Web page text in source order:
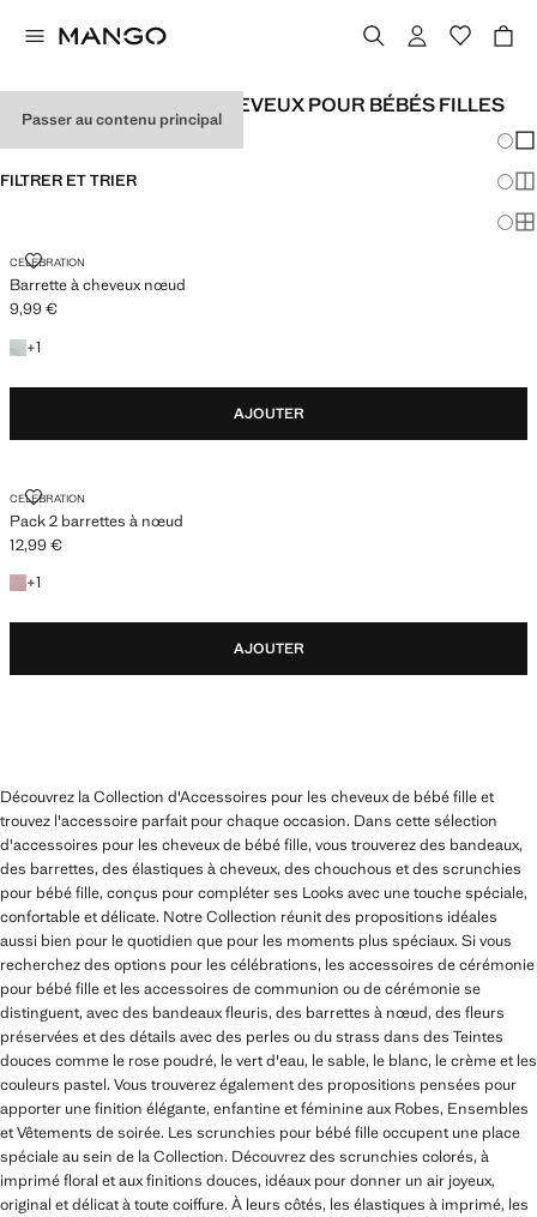
Passer au contenu principal
ACCESSOIRES POUR CHEVEUX POUR BÉBÉS FILLES
FILTRER ET TRIER
CELEBRATION
Barrette à cheveux nœud
BARRETTE À CHEVEUX NŒUD
Prix actuel [9,99 € ]
9,99 €
+1
+1 couleur
AJOUTER
CELEBRATION
Pack 2 barrettes à nœud
PACK 2 BARRETTES À NŒUD
Prix actuel [12,99 € ]
12,99 €
+1
+1 couleur
AJOUTER
Découvrez la Collection d'Accessoires pour les cheveux de bébé fille et
trouvez l'accessoire parfait pour chaque occasion. Dans cette sélection
d'accessoires pour les cheveux de bébé fille, vous trouverez des bandeaux,
des barrettes, des élastiques à cheveux, des chouchous et des scrunchies
pour bébé fille, conçus pour compléter ses Looks avec une touche spéciale,
confortable et délicate. Notre Collection réunit des propositions idéales
aussi bien pour le quotidien que pour les moments plus spéciaux. Si vous
recherchez des options pour les célébrations, les accessoires de cérémonie
pour bébé fille et les accessoires de communion ou de cérémonie se
distinguent, avec des bandeaux fleuris, des barrettes à nœud, des fleurs
préservées et des détails avec des perles ou du strass dans des Teintes
douces comme le rose poudré, le vert d'eau, le sable, le blanc, le crème et les
couleurs pastel. Vous trouverez également des propositions pensées pour
apporter une finition élégante, enfantine et féminine aux Robes, Ensembles
et Vêtements de soirée. Les scrunchies pour bébé fille occupent une place
spéciale au sein de la Collection. Découvrez des scrunchies colorés, à
imprimé floral et aux finitions douces, idéaux pour donner un air joyeux,
original et délicat à toute coiffure. À leurs côtés, les élastiques à imprimé, les